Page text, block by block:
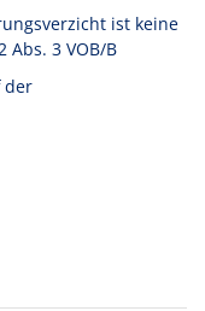
ist keine
Abs. 3 VOB/B
der